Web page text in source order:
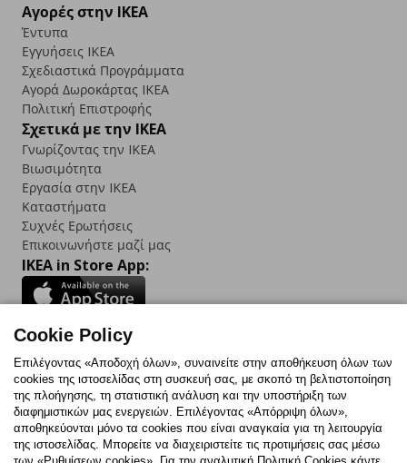
Αγορές στην IKEA
Έντυπα
Εγγυήσεις IKEA
Σχεδιαστικά Προγράμματα
Αγορά Δωρoκάρτας IKEA
Πολιτική Επιστροφής
Σχετικά με την IKEA
Γνωρίζοντας την IKEA
Βιωσιμότητα
Εργασία στην IKEA
Καταστήματα
Συχνές Ερωτήσεις
Επικοινωνήστε μαζί μας
IKEA in Store App:
Follow us:
FacebookInstagram
TikTokYoutubePinterestTwitter
Cookie Policy
Επιλέγοντας «Αποδοχή όλων», συναινείτε στην αποθήκευση όλων των
cookies της ιστοσελίδας στη συσκευή σας, με σκοπό τη βελτιστοποίηση
της πλοήγησης, τη στατιστική ανάλυση και την υποστήριξη των
διαφημιστικών μας ενεργειών. Επιλέγοντας «Απόρριψη όλων»,
αποθηκεύονται μόνο τα cookies που είναι αναγκαία για τη λειτουργία
της ιστοσελίδας. Μπορείτε να διαχειριστείτε τις προτιμήσεις σας μέσω